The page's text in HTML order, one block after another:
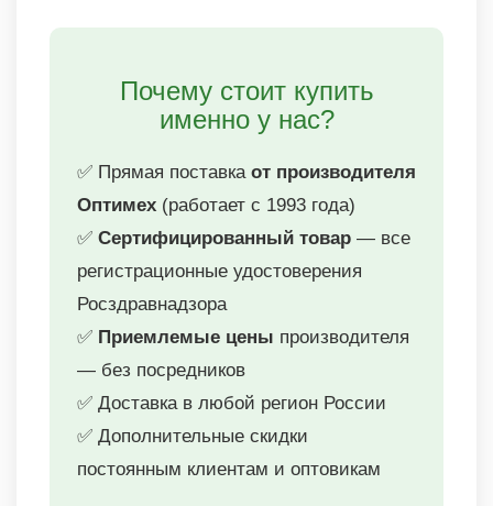
Почему стоит купить
именно у нас?
✅ Прямая поставка от производителя
Оптимех (работает с 1993 года)
✅ Сертифицированный товар — все
регистрационные удостоверения
Росздравнадзора
✅ Приемлемые цены производителя
— без посредников
✅ Доставка в любой регион России
✅ Дополнительные скидки
постоянным клиентам и оптовикам